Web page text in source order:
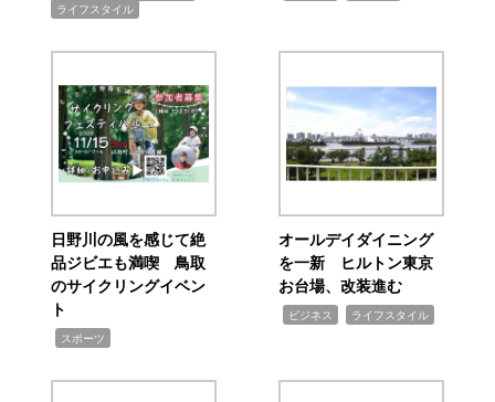
ライフスタイル
日野川の風を感じて絶
品ジビエも満喫 鳥取
のサイクリングイベン
ト
スポーツ
オールデイダイニング
を一新 ヒルトン東京
お台場、改装進む
ビジネス ライフスタイル